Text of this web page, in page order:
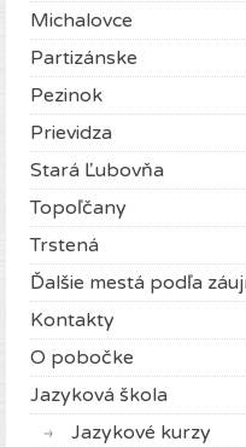
Michalovce
Partizánske
Pezinok
Prievidza
Stará Ľubovňa
Topoľčany
Trstená
Ďalšie mestá podľa
Kontakty
O pobočke
Jazyková škola
Jazykové kurzy